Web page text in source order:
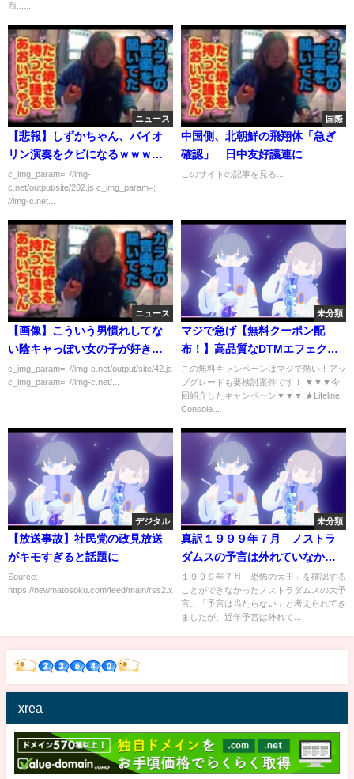
西......
ニュース
【悲報】しずかちゃん、バイオ
リン演奏をクビになるｗｗｗｗ
ｗ
c_img_param=; //img-
c.net/output/site/202.js c_img_param=;
//img-c.net...
国際
中国側、北朝鮮の飛翔体「急ぎ
確認」 日中友好議連に
このサイトの記事を見る...
ニュース
【画像】こういう男慣れしてな
い陰キャっぽい女の子が好きな
んやが
c_img_param=; //img-c.net/output/site/42.js
c_img_param=; //img-c.net/...
未分類
マジで急げ【無料クーポン配
布！】高品質なDTMエフェクト
プラグインLifeline Console
Liteが100%OFF！
この無料キャンペーンはマジで熱い！アッ
プグレードも要検討案件です！ ▼▼▼今
回紹介したキャンペーン▼▼▼ ★Lifeline
Console...
デジタル
【放送事故】社民党の政見放送
がキモすぎると話題に
Source:
https://newmatosoku.com/feed/main/rss2.xml...
未分類
真訳１９９９年７月 ノストラ
ダムスの予言は外れていなかっ
た１９９９年７月「恐怖の大王」を確認する
ことができなかったノストラダムスの大予
言。「予言は当たらない」と考えられてき
ましたが、近年予言は外れて...
xrea